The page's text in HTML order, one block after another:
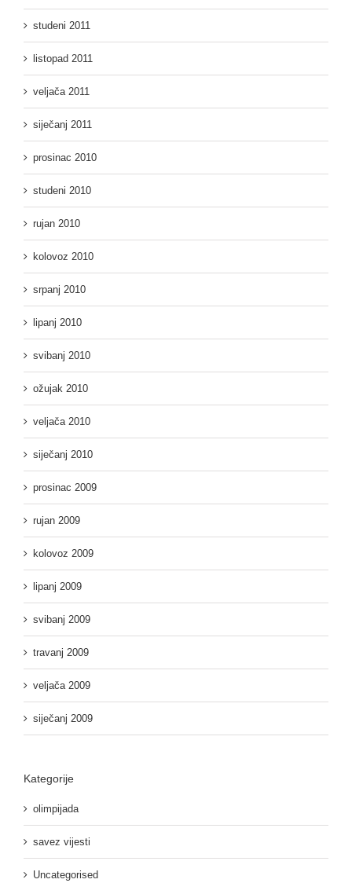
studeni 2011
listopad 2011
veljača 2011
siječanj 2011
prosinac 2010
studeni 2010
rujan 2010
kolovoz 2010
srpanj 2010
lipanj 2010
svibanj 2010
ožujak 2010
veljača 2010
siječanj 2010
prosinac 2009
rujan 2009
kolovoz 2009
lipanj 2009
svibanj 2009
travanj 2009
veljača 2009
siječanj 2009
Kategorije
olimpijada
savez vijesti
Uncategorised